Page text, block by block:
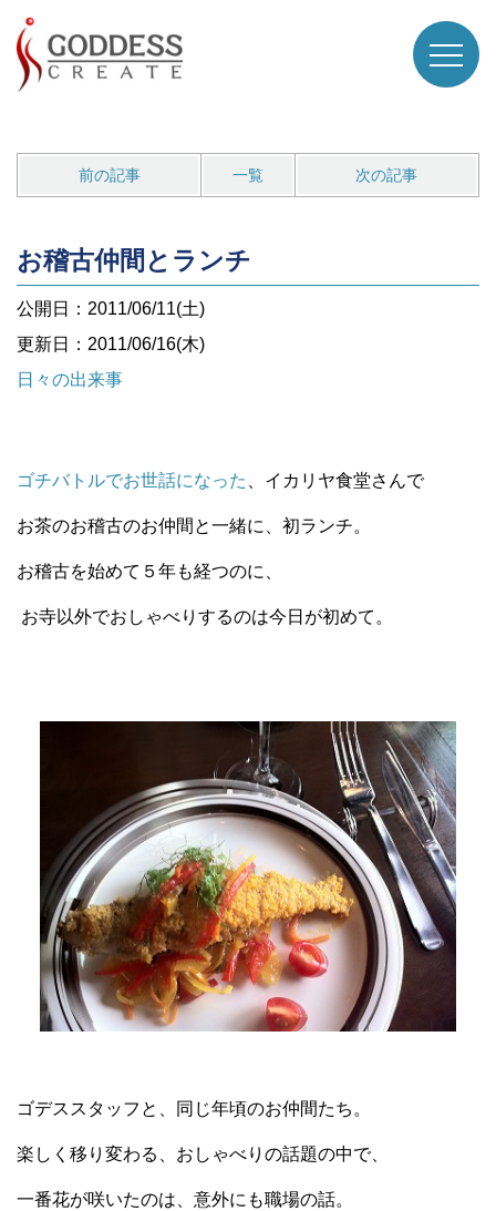
前の記事 一覧 次の記事
お稽古仲間とランチ
公開日：2011/06/11(土)
更新日：2011/06/16(木)
日々の出来事
ゴチバトルでお世話になった イカリヤ食堂さんで
お茶のお稽古のお仲間と一緒に、初ランチ。
お稽古を始めて５年も経つのに、
お寺以外でおしゃべりするのは今日が初めて。
ゴデススタッフと、同じ年頃のお仲間たち。
楽しく移り変わる、おしゃべりの話題の中で、
一番花が咲いたのは、 意外にも職場の話。